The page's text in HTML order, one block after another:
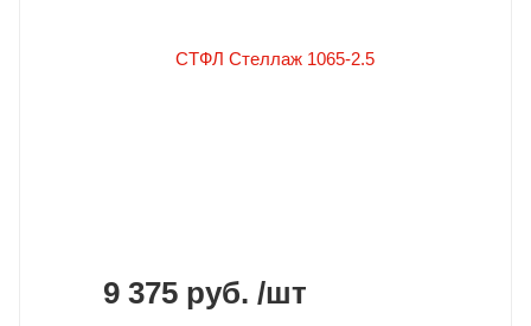
9 375 руб. /шт